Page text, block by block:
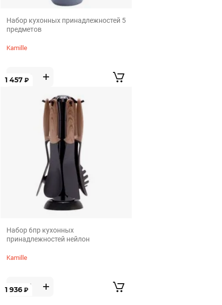
Набор кухонных принадлежностей 5
предметов
Kamille
1 457 ₽
Набор 6пр кухонных
принадлежностей нейлон
Kamille
1 936 ₽